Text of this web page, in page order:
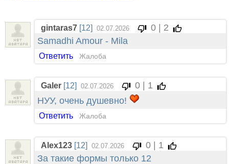
gintaras7 [12] 02.07.2026
0 | 2
Samadhi Amour - Mila
Ответить Жалоба
Galer [12] 02.07.2026
0 | 1
НУУ, очень душевно!
Ответить Жалоба
Alex123 [12] 02.07.2026
0 | 1
За такие формы только 12